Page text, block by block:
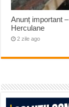
Anunț important
Herculane
2 zile ago